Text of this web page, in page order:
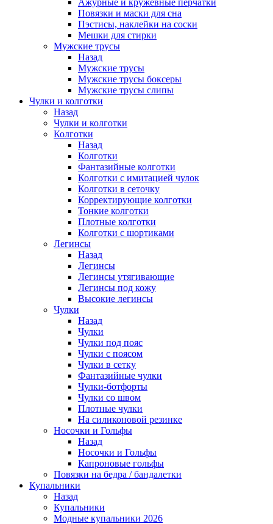
Ажурные и кружевные перчатки
Повязки и маски для сна
Пэстисы, наклейки на соски
Мешки для стирки
Мужские трусы
Назад
Мужские трусы
Мужские трусы боксеры
Мужские трусы слипы
Чулки и колготки
Назад
Чулки и колготки
Колготки
Назад
Колготки
Фантазийные колготки
Колготки с имитацией чулок
Колготки в сеточку
Корректирующие колготки
Тонкие колготки
Плотные колготки
Колготки с шортиками
Легинсы
Назад
Легинсы
Легинсы утягивающие
Легинсы под кожу
Высокие легинсы
Чулки
Назад
Чулки
Чулки под пояс
Чулки с поясом
Чулки в сетку
Фантазийные чулки
Чулки-ботфорты
Чулки со швом
Плотные чулки
На силиконовой резинке
Носочки и Гольфы
Назад
Носочки и Гольфы
Капроновые гольфы
Повязки на бедра / бандалетки
Купальники
Назад
Купальники
Модные купальники 2026